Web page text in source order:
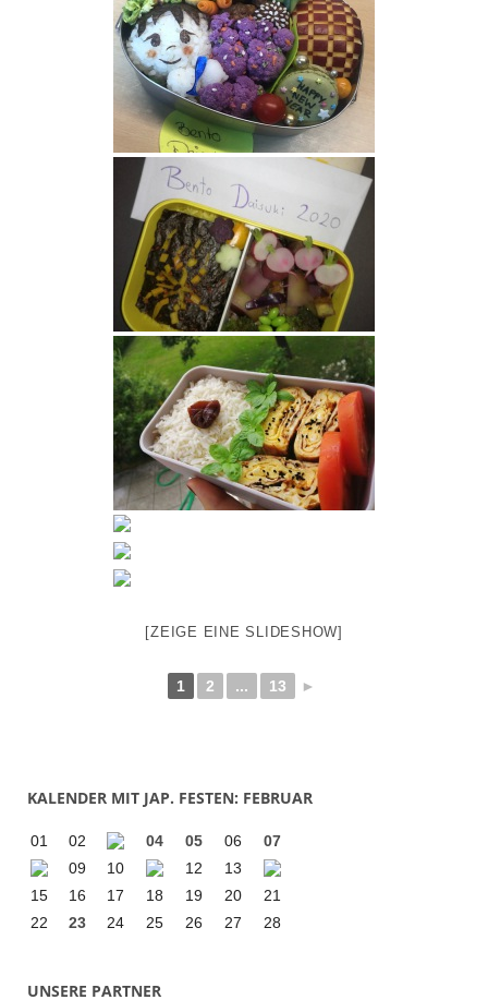
[ZEIGE EINE SLIDESHOW]
1 2 ... 13 ►
KALENDER MIT JAP. FESTEN: FEBRUAR
01 02 04 05 06
07
09
10 12
13
15
16 17 18 19 20
21
22
23 24 25 26 27 28
UNSERE PARTNER